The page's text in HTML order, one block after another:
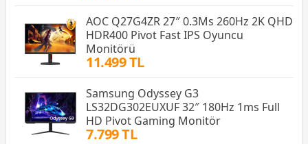
AOC Q27G4ZR 27″ 0.3Ms 260Hz 2K QHD
HDR400 Pivot Fast IPS Oyuncu
Monitörü
11.499 TL
Samsung Odyssey G3
LS32DG302EUXUF 32″ 180Hz 1ms Full
HD Pivot Gaming Monitör
7.799 TL